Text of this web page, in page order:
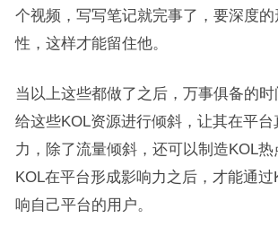
个视频，写写笔记就完事了，要深度
性，这样才能留住他。
当以上这些都做了之后，万事俱备的
给这些KOL资源进行倾斜，让其在平
力，除了流量倾斜，还可以制造KOL热
KOL在平台形成影响力之后，才能通过
响自己平台的用户。